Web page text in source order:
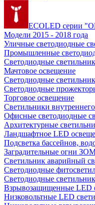
ECOLED серии
Модели 2015 - 2018 года
Уличные светодиодные
Промышленные
Светодиодные
Мачтовое освещение
Светодиодные
Светодиодные
Торговое освещение
Светильники
Офисные светодиодные
Архитектурные
Ландшафтное LED
Подсветка бассейнов,
Заградительные огни
Светильник аварийный
Светодиодные
Светодиодные
Взрывозащищенные LED
Низковольтные LED